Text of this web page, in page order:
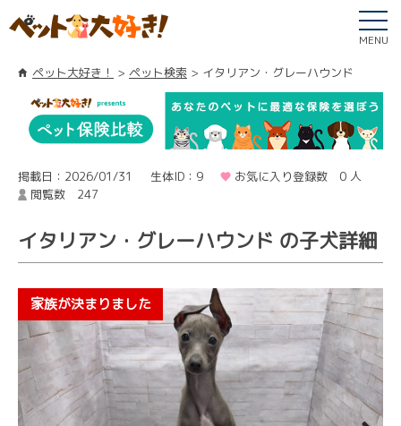
MENU
ペット大好き！ ペット検索 イタリアン・グレーハウンド
掲載日：2026/01/31 生体ID：9
お気に入り登録数 0 人
閲覧数 247
イタリアン・グレーハウンド の子犬詳細